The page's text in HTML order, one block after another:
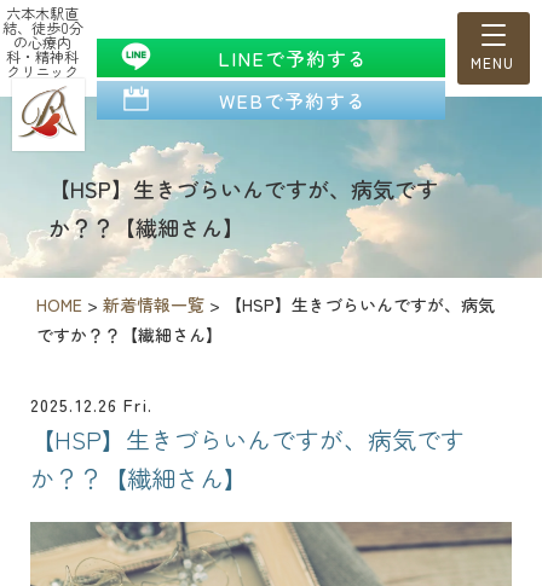
六本木駅直
結、徒歩0分
の心療内
科・精神科
クリニック
LINEで予約する
WEBで予約する
【HSP】生きづらいんですが、病気です
か？？【繊細さん】
HOME > 新着情報一覧 >
【HSP】生きづらいんですが、病気
ですか？？【繊細さん】
2025.12.26 Fri.
【HSP】生きづらいんですが、病気です
か？？【繊細さん】